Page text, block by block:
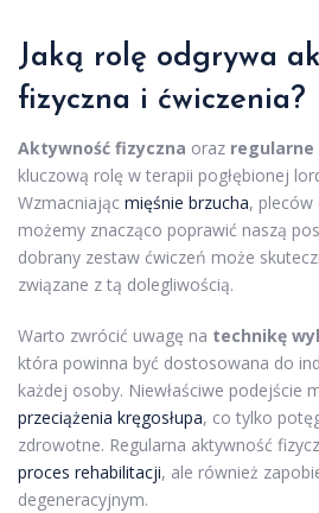
Jaką rolę odgrywa
fizyczna i ćwiczenia?
Aktywność fizyczna oraz regularne
kluczową rolę w terapii pogłębionej
Wzmacniając mięśnie brzucha,
możemy znacząco poprawić naszą
dobrany zestaw ćwiczeń może
związane z tą dolegliwością.
Warto zwrócić uwagę na technikę
która powinna być dostosowana do
każdej osoby. Niewłaściwe podejście
przeciążenia kręgosłupa, co tylko
zdrowotne. Regularna aktywność
proces rehabilitacji, ale również
degeneracyjnym.